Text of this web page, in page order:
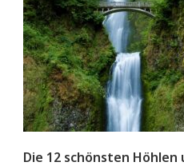
Die 12 schönsten